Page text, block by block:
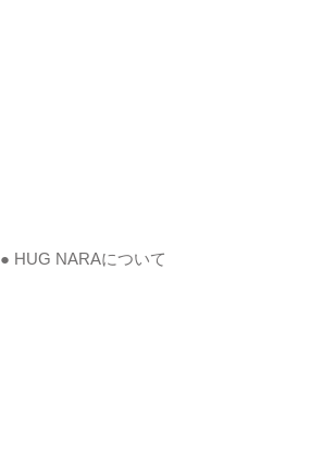
● HUG NARAについて